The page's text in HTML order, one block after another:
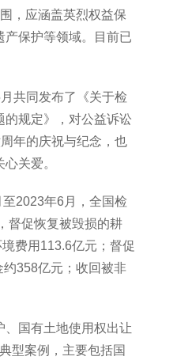
，应涵盖英烈权益保
保护等领域。目前已
共同发布了《关于检
规定》，对公益诉讼
年的庆祝与纪念，也
关爱。
2023年6月，全国检
督促恢复被毁损的耕
费用113.6亿元；督促
358亿元；收回被非
国有土地使用权出让
型案例，主要包括国